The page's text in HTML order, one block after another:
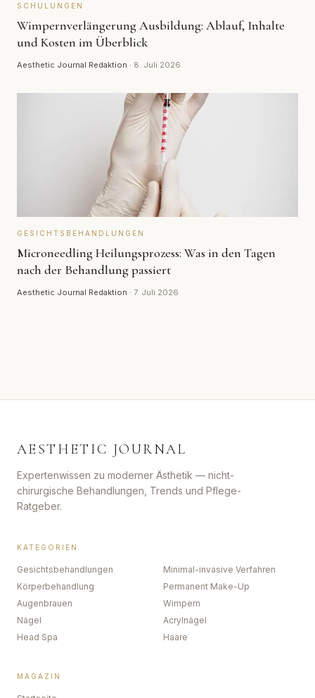
SCHULUNGEN
Wimpernverlängerung Ausbildung: Ablauf, Inhalte
und Kosten im Überblick
Aesthetic Journal Redaktion · 8. Juli 2026
GESICHTSBEHANDLUNGEN
Microneedling Heilungsprozess: Was in den Tagen
nach der Behandlung passiert
Aesthetic Journal Redaktion · 7. Juli 2026
AESTHETIC JOURNAL
Expertenwissen zu moderner Ästhetik — nicht-
chirurgische Behandlungen, Trends und Pflege-
Ratgeber.
KATEGORIEN
Gesichtsbehandlungen
Minimal-invasive Verfahren
Körperbehandlung
Permanent Make-Up
Augenbrauen
Wimpern
Nägel
Acrylnägel
Head Spa
Haare
MAGAZIN